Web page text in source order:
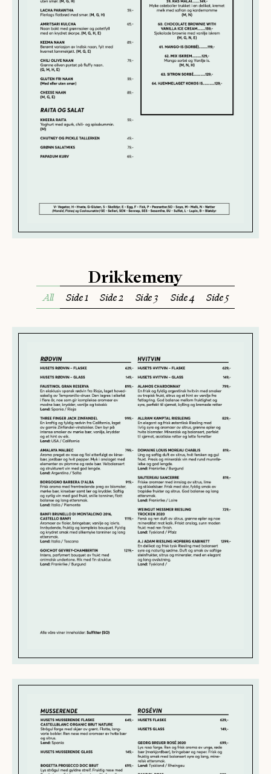
Drikkemeny
All Side 1 Side 2 Side 3 Side 4 Side 5